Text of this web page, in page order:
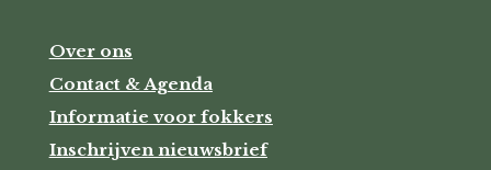
Over ons
Contact & Agenda
Informatie voor fokkers
Inschrijven nieuwsbrief